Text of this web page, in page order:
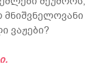
მნიშვნელოვანი
ვაჟები?